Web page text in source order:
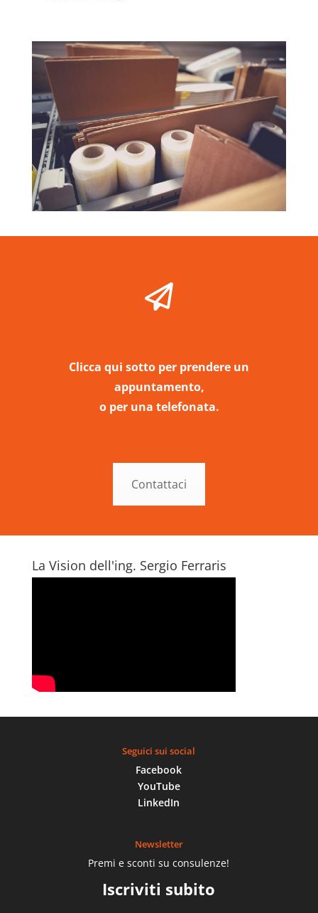
Clicca qui sotto per prendere un
appuntamento,
o per una telefonata.
Contattaci
La Vision dell'ing. Sergio Ferraris
Seguici sui social
Facebook
YouTube
LinkedIn
Newsletter
Premi e sconti su consulenze!
Iscriviti subito